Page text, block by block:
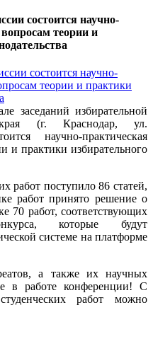
состоится научно-
теории и
заседаний избирательной
края (г. Краснодар, ул.
научно-практическая
и практики избирательного
работ поступило 86 статей,
работ принято решение о
70 работ, соответствующих
которые будут
системе на платформе
а также их научных
в работе конференции! С
работ можно